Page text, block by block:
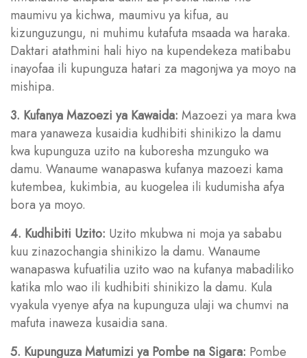
maumivu ya kichwa, maumivu ya kifua, au
kizunguzungu, ni muhimu kutafuta msaada wa haraka.
Daktari atathmini hali hiyo na kupendekeza matibabu
inayofaa ili kupunguza hatari za magonjwa ya moyo na
mishipa.
3. Kufanya Mazoezi ya Kawaida: Mazoezi ya mara kwa
mara yanaweza kusaidia kudhibiti shinikizo la damu
kwa kupunguza uzito na kuboresha mzunguko wa
damu. Wanaume wanapaswa kufanya mazoezi kama
kutembea, kukimbia, au kuogelea ili kudumisha afya
bora ya moyo.
4. Kudhibiti Uzito: Uzito mkubwa ni moja ya sababu
kuu zinazochangia shinikizo la damu. Wanaume
wanapaswa kufuatilia uzito wao na kufanya mabadiliko
katika mlo wao ili kudhibiti shinikizo la damu. Kula
vyakula vyenye afya na kupunguza ulaji wa chumvi na
mafuta inaweza kusaidia sana.
5. Kupunguza Matumizi ya Pombe na Sigara: Pombe